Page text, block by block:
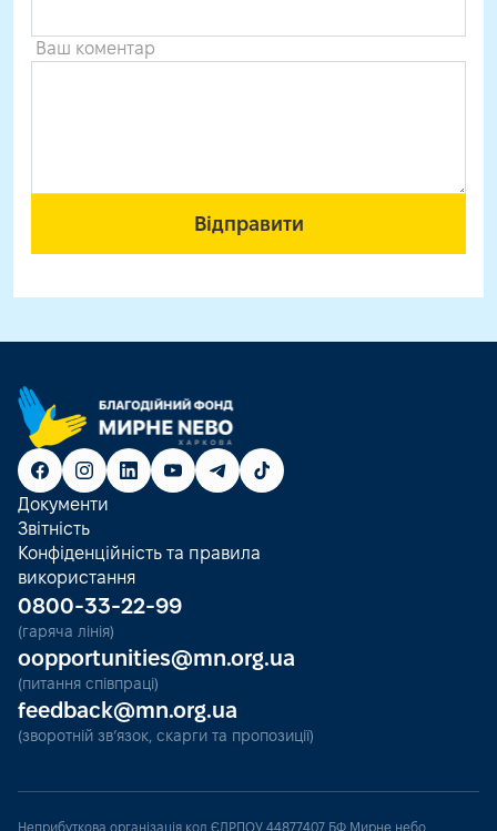
Ваш коментар
Документи
Звітність
Конфіденційність та правила
використання
0800-33-22-99
(гаряча лінія)
oopportunities@mn.org.ua
(питання співпраці)
feedback@mn.org.ua
(зворотній зв’язок, скарги та пропозиції)
Неприбуткова організація код ЄДРПОУ 44877407 БФ Мирне небо